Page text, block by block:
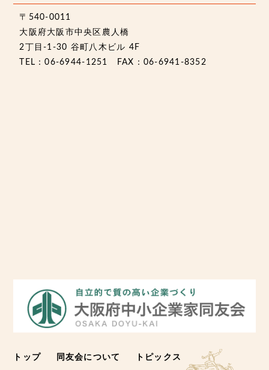
〒540-0011
大阪府大阪市中央区農人橋
2丁目-1-30 谷町八木ビル 4F
TEL：06-6944-1251 FAX：06-6941-8352
トップ 同友会について トピックス